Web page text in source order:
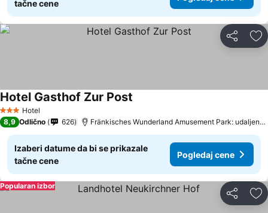
tačne cene
Deli
3 Zvezdice
Hotel
Hotel Gasthof Zur Post
8,9 Odlično 626 Fränkisches Wunderland Amusement Park: udaljenost 13.2 km
Izaberi datume da bi se prikazale
tačne cene
Pogledaj cene
Deli
Popularan izbor